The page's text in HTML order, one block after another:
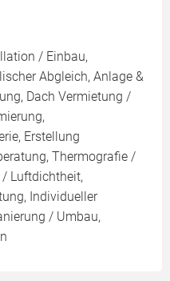
/ Einbau,
Abgleich, Anlage &
Dach Vermietung /
Erstellung
Thermografie /
/ Luftdichtheit,
Individueller
/ Umbau,